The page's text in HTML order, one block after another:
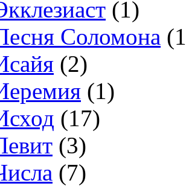
(1)
Соломона
(2)
(1)
(17)
(3)
(7)